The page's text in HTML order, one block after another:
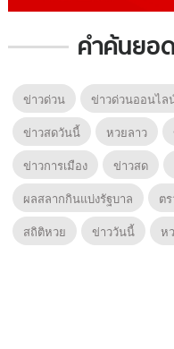
คำค้นยอ
ข่าวด่วน
ข่าวด่วนออนไล
ข่าวสดวันนี้
หวยลาว
ข่าวการเมือง
ข่าวสด
ผลสลากกินแบ่งรัฐบาล
ต
สถิติหวย
ข่าววันนี้ ห